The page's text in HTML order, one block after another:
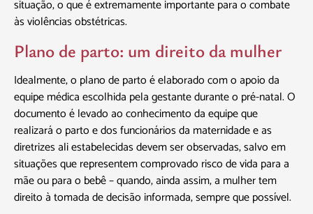
situação, o que é extremamente importante para o combate
às violências obstétricas.
Plano de parto: um direito da mulher
Idealmente, o plano de parto é elaborado com o apoio da
equipe médica escolhida pela gestante durante o pré-natal. O
documento é levado ao conhecimento da equipe que
realizará o parto e dos funcionários da maternidade e as
diretrizes ali estabelecidas devem ser observadas, salvo em
situações que representem comprovado risco de vida para a
mãe ou para o bebê – quando, ainda assim, a mulher tem
direito à tomada de decisão informada, sempre que possível.